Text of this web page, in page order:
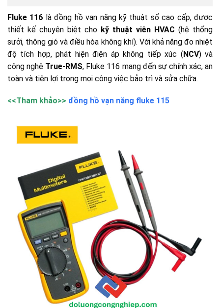
Fluke 116 là đồng hồ vạn năng kỹ thuật số cao cấp, được
thiết kế chuyên biệt cho kỹ thuật viên HVAC (hệ thống
sưởi, thông gió và điều hòa không khí). Với khả năng đo nhiệt
độ tích hợp, phát hiện điện áp không tiếp xúc (NCV) và
công nghệ True-RMS, Fluke 116 mang đến sự chính xác, an
toàn và tiện lợi trong mọi công việc bảo trì và sửa chữa.
<<Tham khảo>> đồng hồ vạn năng fluke 115